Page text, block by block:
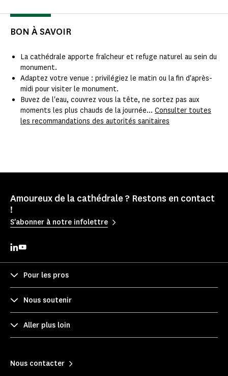
BON À SAVOIR
La cathédrale apporte fraîcheur et refuge naturel au sein du
monument.
Adaptez votre venue : privilégiez le matin ou la fin d'après-
midi pour visiter le monument.
Buvez de l'eau, couvrez vous la tête, ne sortez pas aux
moments les plus chauds de la journée... Consulter toutes
les recommandations des autorités sanitaires
Amoureux de la cathédrale ? Restons en contact
!
S'abonner à notre infolettre
Pour les pros
Nous soutenir
Aller plus loin
Nous contacter